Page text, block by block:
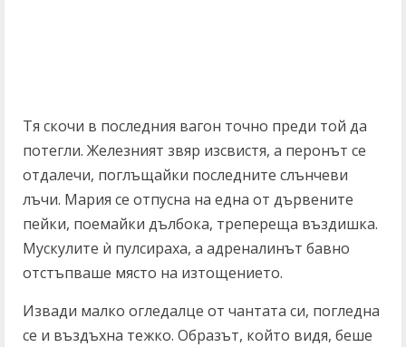
Тя скочи в последния вагон точно преди той да
потегли. Железният звяр изсвистя, а перонът се
отдалечи, поглъщайки последните слънчеви
лъчи. Мария се отпусна на една от дървените
пейки, поемайки дълбока, трепереща въздишка.
Мускулите ѝ пулсираха, а адреналинът бавно
отстъпваше място на изтощението.
Извади малко огледалце от чантата си, погледна
се и въздъхна тежко. Образът, който видя, беше